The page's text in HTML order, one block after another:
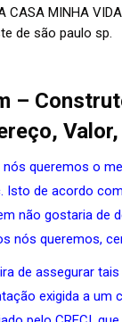
CASA MINHA
de são paulo sp.
–
queremos o
Isto de acordo
não gostaria de
nós queremos,
de assegurar
exigida a um